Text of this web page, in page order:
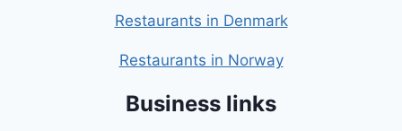
Restaurants in Denmark
Restaurants in Norway
Business links